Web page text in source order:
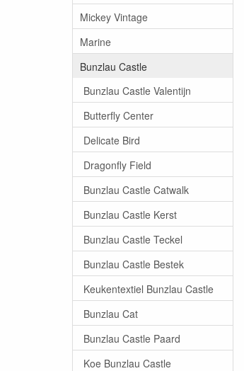
Mickey Vintage
Marine
Bunzlau Castle
Bunzlau Castle Valentijn
Butterfly Center
Delicate Bird
Dragonfly Field
Bunzlau Castle Catwalk
Bunzlau Castle Kerst
Bunzlau Castle Teckel
Bunzlau Castle Bestek
Keukentextiel Bunzlau Castle
Bunzlau Cat
Bunzlau Castle Paard
Koe Bunzlau Castle